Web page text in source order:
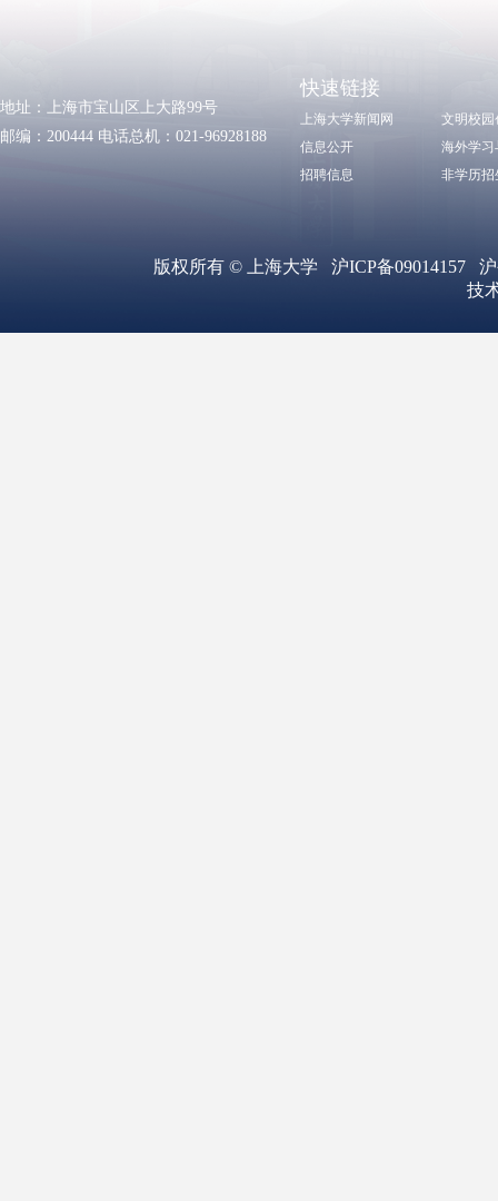
地址：上海市宝山区上大路99号
邮编：200444 电话总机：021-96928188
快速链接
上海大学新闻网
文明校园
信息公开
海外学习
招聘信息
非学历招
版权所有 ©上海大学 沪ICP备09014157
技